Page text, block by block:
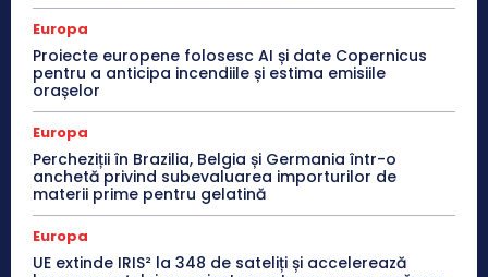
Europa
Proiecte europene folosesc AI și date Copernicus
pentru a anticipa incendiile și estima emisiile
orașelor
Europa
Percheziții în Brazilia, Belgia și Germania într-o
anchetă privind subevaluarea importurilor de
materii prime pentru gelatină
Europa
UE extinde IRIS² la 348 de sateliți și accelerează